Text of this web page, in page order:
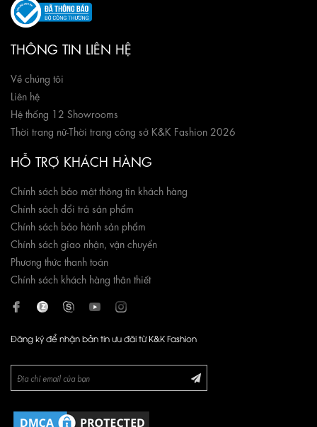
THÔNG TIN LIÊN HỆ
Về chúng tôi
Liên hệ
Hệ thống 12 Showrooms
Thời trang nữ-Thời trang công sở K&K Fashion 2026
HỖ TRỢ KHÁCH HÀNG
Chính sách bảo mật thông tin khách hàng
Chính sách đổi trả sản phẩm
Chính sách bảo hành sản phẩm
Chính sách giao nhận, vận chuyển
Phương thức thanh toán
Chính sách khách hàng thân thiết
Đăng ký để nhận bản tin ưu đãi từ K&K Fashion